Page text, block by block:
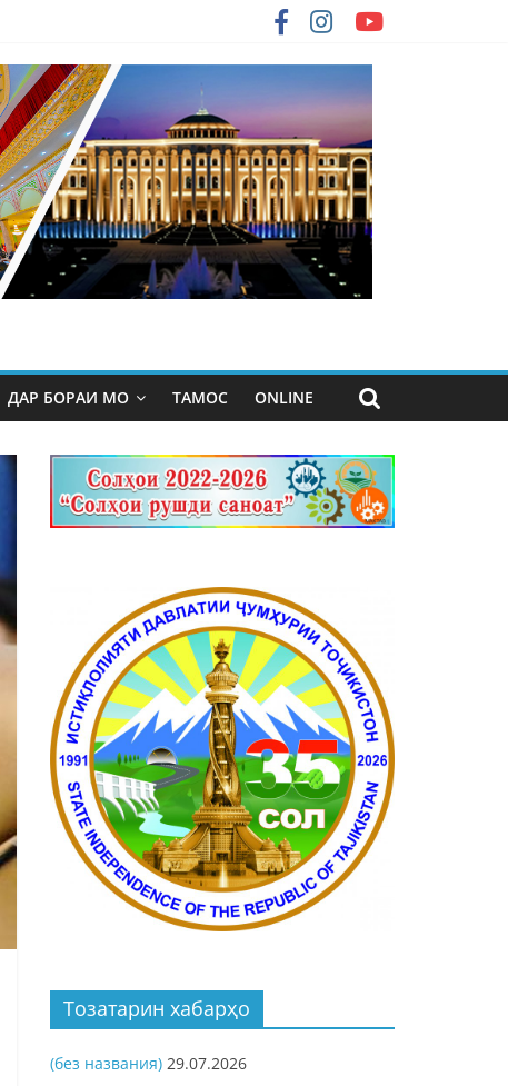
ДАР БОРАИ МО ТАМОС ONLINE
Тозатарин хабарҳо
(без названия) 29.07.2026